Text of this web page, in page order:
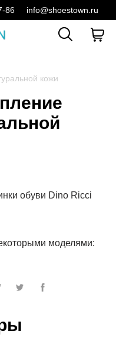
86 info@shoestown.ru
кожи
обуви Dino Ricci
моделями: